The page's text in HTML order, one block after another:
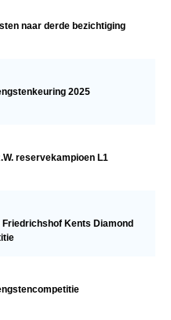
naar derde bezichtiging
2025
reservekampioen L1
Friedrichshof Kents Diamond